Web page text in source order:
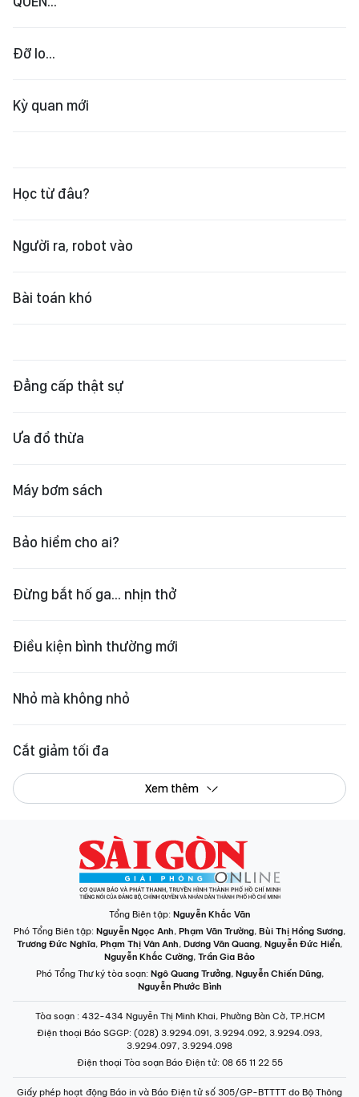
Đỡ lo...
Kỳ quan mới
Học từ đâu?
Người ra, robot vào
Bài toán khó
Đẳng cấp thật sự
Ưa đổ thừa
Máy bơm sách
Bảo hiểm cho ai?
Đừng bắt hố ga... nhịn thở
Điều kiện bình thường mới
Nhỏ mà không nhỏ
Cắt giảm tối đa
Xem thêm
Tổng Biên tập: Nguyễn Khắc Văn
Phó Tổng Biên tập: Nguyễn Ngọc Anh, Phạm Văn Trường, Bùi Thị Hồng Sương,
Trương Đức Nghĩa, Phạm Thị Vân Anh, Dương Văn Quang, Nguyễn Đức Hiển,
Nguyễn Khắc Cường, Trần Gia Bảo
Phó Tổng Thư ký tòa soạn: Ngô Quang Trưởng, Nguyễn Chiến Dũng,
Nguyễn Phước Bình
Tòa soạn : 432-434 Nguyễn Thị Minh Khai, Phường Bàn Cờ, TP.HCM
Điện thoại Báo SGGP: (028) 3.9294.091, 3.9294.092, 3.9294.093,
3.9294.097, 3.9294.098
Điện thoại Tòa soạn Báo Điện tử: 08 65 11 22 55
Giấy phép hoạt động Báo in và Báo Điện tử số 305/GP-BTTTT do Bộ Thông